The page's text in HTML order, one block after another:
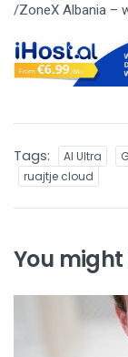
/ZoneX Albania –
Tags: AI Ultra
ruajtje cloud
You might